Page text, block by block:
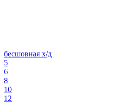
бесшовная х/д
5
6
8
10
12